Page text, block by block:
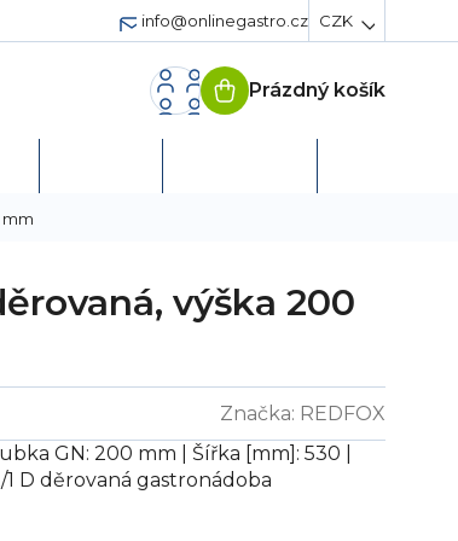
info@onlinegastro.cz CZK
Nákupní
Prázdný košík
mm
výška 200
Značka: REDFOX
GN: 200 mm | Šířka [mm]: 530 |
D děrovaná gastronádoba